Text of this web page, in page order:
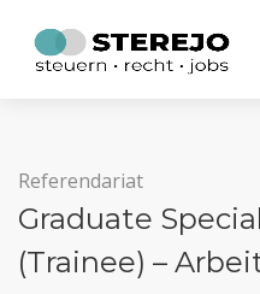
Referendariat
Graduate
(Trainee) –